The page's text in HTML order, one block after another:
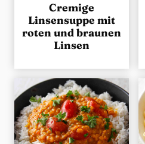
Cremige
Linsensuppe mit
roten und braunen
Linsen